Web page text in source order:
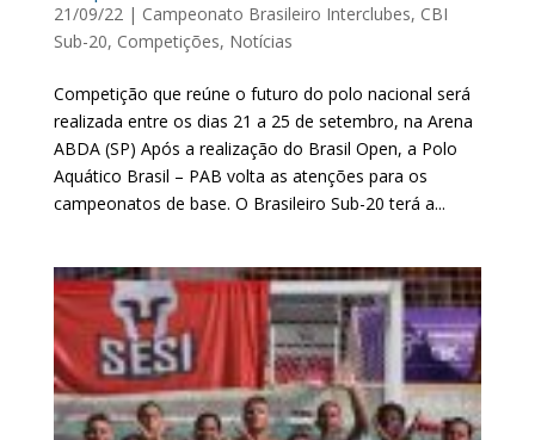
21/09/22| Campeonato Brasileiro Interclubes, CBI
Sub-20, Competições, Notícias
Competição que reúne o futuro do polo nacional será
realizada entre os dias 21 a 25 de setembro, na Arena
ABDA (SP) Após a realização do Brasil Open, a Polo
Aquático Brasil – PAB volta as atenções para os
campeonatos de base. O Brasileiro Sub-20 terá a...